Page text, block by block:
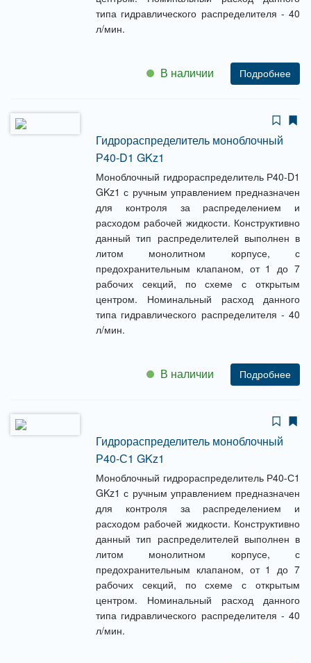
типа гидравлического распределителя - 40
л/мин.
В наличии Подробнее
Гидрораспределитель моноблочный
Р40-D1 GKz1
Моноблочный гидрораспределитель Р40-D1
GKz1 с ручным управлением предназначен
для контроля за распределением и
расходом рабочей жидкости. Конструктивно
данный тип распределителей выполнен в
литом монолитном корпусе, с
предохранительным клапаном, от 1 до 7
рабочих секций, по схеме с открытым
центром. Номинальный расход данного
типа гидравлического распределителя - 40
л/мин.
В наличии Подробнее
Гидрораспределитель моноблочный
Р40-С1 GKz1
Моноблочный гидрораспределитель Р40-С1
GKz1 с ручным управлением предназначен
для контроля за распределением и
расходом рабочей жидкости. Конструктивно
данный тип распределителей выполнен в
литом монолитном корпусе, с
предохранительным клапаном, от 1 до 7
рабочих секций, по схеме с открытым
центром. Номинальный расход данного
типа гидравлического распределителя - 40
л/мин.